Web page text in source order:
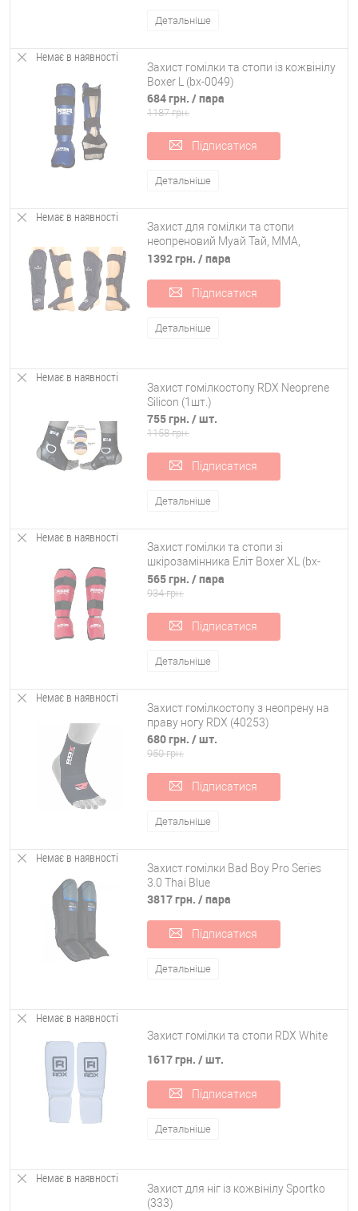
Детальніше
Немає в наявності
Захист гомілки та стопи із кожвінілу
Boxer L (bx-0049)
684 грн. / пара
1187 грн.
Підписатися
Детальніше
Немає в наявності
Захист для гомілки та стопи
неопреновий Муай Тай, ММА,
Кікбоксинг ZB-4214
1392 грн. / пара
Підписатися
Детальніше
Немає в наявності
Захист гомілкостопу RDX Neoprene
Silicon (1шт.)
755 грн. / шт.
1158 грн.
Підписатися
Детальніше
Немає в наявності
Захист гомілки та стопи зі
шкірозамінника Еліт Boxer XL (bx-
0048)
565 грн. / пара
934 грн.
Підписатися
Детальніше
Немає в наявності
Захист гомілкостопу з неопрену на
праву ногу RDX (40253)
680 грн. / шт.
950 грн.
Підписатися
Детальніше
Немає в наявності
Захист гомілки Bad Boy Pro Series
3.0 Thai Blue
3817 грн. / пара
Підписатися
Детальніше
Немає в наявності
Захист гомілки та стопи RDX White
1617 грн. / шт.
Підписатися
Детальніше
Немає в наявності
Захист для ніг із кожвінілу Sportko
(333)